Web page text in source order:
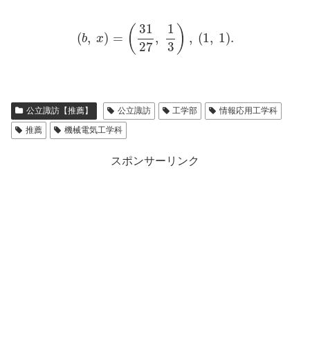
(b, x) = ( 31
27
,
1
3 ) , (1, 1).
3127 1 3)
公立諏訪【推薦】 公立諏訪 工学部
情報応用工学科
推薦
機械電気工学科
スポンサーリンク